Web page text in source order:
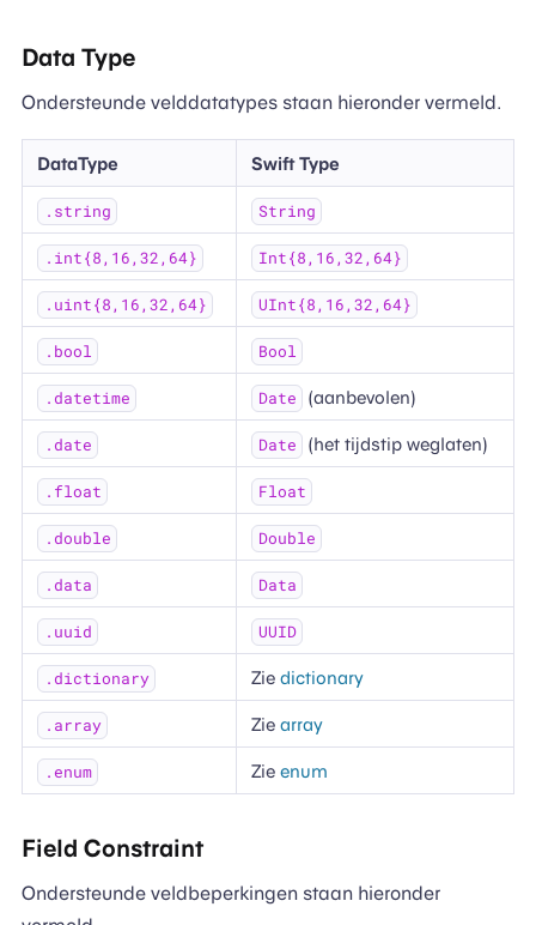
Data Type
Ondersteunde velddatatypes staan hieronder vermeld.
DataType Swift Type
.string String
.int{8,16,32,64} Int{8,16,32,64}
.uint{8,16,32,64} UInt{8,16,32,64}
.bool Bool
.datetime Date (aanbevolen)
.date Date (het tijdstip weglaten)
.float Float
.double Double
.data Data
.uuid UUID
.dictionary Ziedictionary
.array Ziearray
.enum Zieenum
Field Constraint
Ondersteunde veldbeperkingen staan hieronder